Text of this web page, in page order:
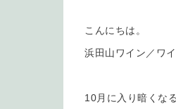
こんにちは。
浜田山ワイン／ワ
10月に入り暗くな